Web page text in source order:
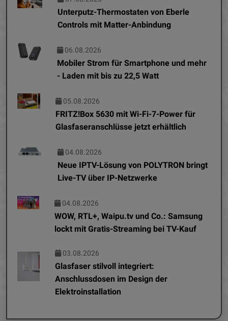
Unterputz-Thermostaten von Eberle
Controls mit Matter-Anbindung
06.08.2026
Mobiler Strom für Smartphone und mehr
- Laden mit bis zu 22,5 Watt
05.08.2026
FRITZ!Box 5630 mit Wi-Fi-7-Power für
Glasfaseranschlüsse jetzt erhältlich
04.08.2026
Neue IPTV-Lösung von POLYTRON bringt
Live-TV über IP-Netzwerke
04.08.2026
WOW, RTL+, Waipu.tv und Co.: Samsung
lockt mit Gratis-Streaming bei TV-Kauf
03.08.2026
Glasfaser stilvoll integriert:
Anschlussdosen im Design der
Elektroinstallation